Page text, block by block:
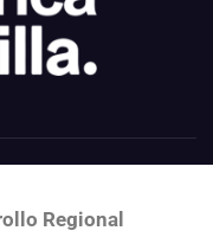
Regional